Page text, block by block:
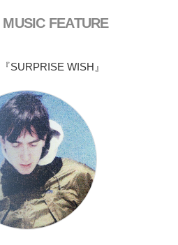
FEATURE
SURPRISE WISH』